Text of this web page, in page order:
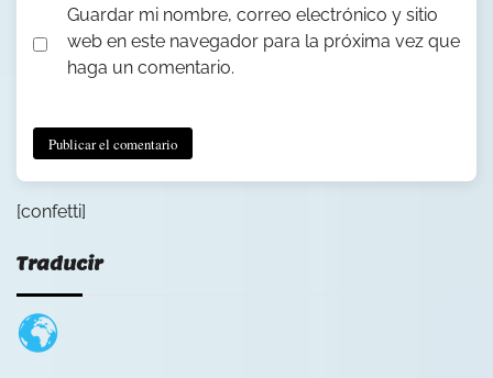
Guardar mi nombre, correo electrónico y sitio
web en este navegador para la próxima vez que
haga un comentario.
[confetti]
Traducir